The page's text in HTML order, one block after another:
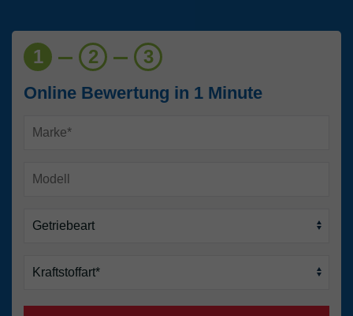
1 2 3
Online Bewertung in 1 Minute